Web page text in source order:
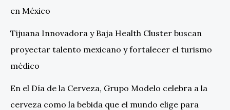
en México
Tijuana Innovadora y Baja Health Cluster buscan
proyectar talento mexicano y fortalecer el turismo
médico
En el Día de la Cerveza, Grupo Modelo celebra a la
cerveza como la bebida que el mundo elige para